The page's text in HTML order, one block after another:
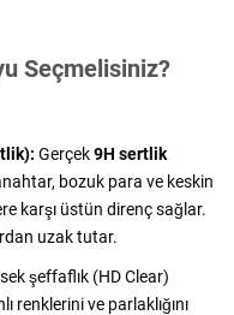
Seçmelisiniz?
Gerçek9H sertlik
bozuk para ve keskin
karşı üstün direnç sağlar.
uzak tutar.
şeffaflık (HD Clear)
renklerini ve parlaklığını